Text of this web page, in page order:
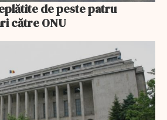
de peste patru
către ONU